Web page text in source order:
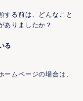
する前は、どんなこと
ありましたか？
る
ムページの場合は、